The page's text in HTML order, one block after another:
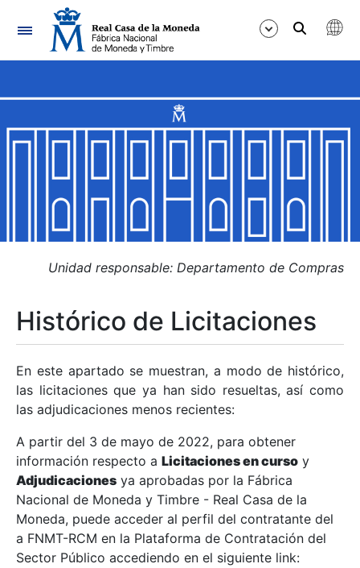
Navegación
Mostrar/Ocultar
Mostrar/Ocultar
Mostrar/Ocultar
Mostrar/Ocultar
Mostrar/Ocultar
Mostrar/Ocultar
Unidad responsable: Departamento de Compras
Histórico de Licitaciones
En este apartado se muestran, a modo de histórico,
las licitaciones que ya han sido resueltas, así como
las adjudicaciones menos recientes:
A partir del 3 de mayo de 2022, para obtener
información respecto a Licitaciones en curso y
Adjudicaciones ya aprobadas por la Fábrica
Nacional de Moneda y Timbre - Real Casa de la
Moneda, puede acceder al perfil del contratante del
a FNMT-RCM en la Plataforma de Contratación del
Sector Público accediendo en el siguiente link: